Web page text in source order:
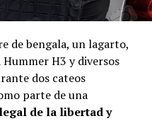
de bengala, un lagarto,
H3 y diversos
dos cateos
parte de una
de la libertad y